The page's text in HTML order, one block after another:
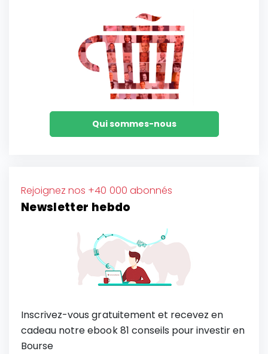
Qui sommes-nous
Rejoignez nos +40 000 abonnés
Newsletter hebdo
Inscrivez-vous gratuitement et recevez en
cadeau notre ebook 81 conseils pour investir en
Bourse